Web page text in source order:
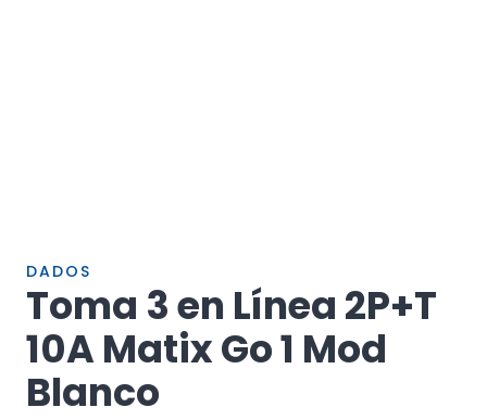
DADOS
Toma 3 en Línea 2P+T
10A Matix Go 1 Mod
Blanco